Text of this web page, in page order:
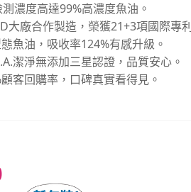
測濃度高達99%高濃度魚油。
大廠合作製造，榮獲21+3項國際專
魚油，吸收率124%有感升級。
潔淨無添加三星認證，品質安心。
客回購率，口碑真實看得見。